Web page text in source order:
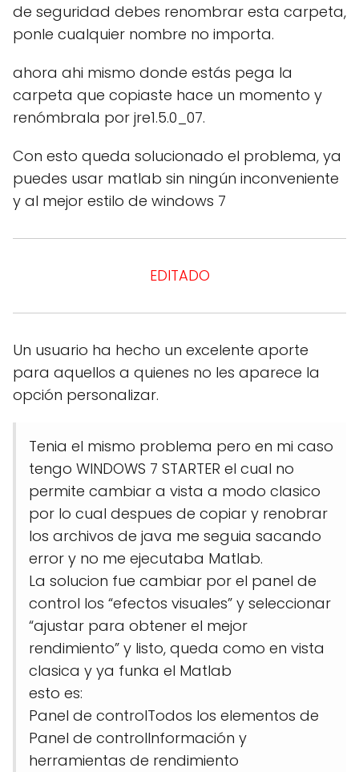
de seguridad debes renombrar esta carpeta,
ponle cualquier nombre no importa.
ahora ahi mismo donde estás pega la
carpeta que copiaste hace un momento y
renómbrala por jre1.5.0_07.
Con esto queda solucionado el problema, ya
puedes usar matlab sin ningún inconveniente
y al mejor estilo de windows 7
EDITADO
Un usuario ha hecho un excelente aporte
para aquellos a quienes no les aparece la
opción personalizar.
Tenia el mismo problema pero en mi caso
tengo WINDOWS 7 STARTER el cual no
permite cambiar a vista a modo clasico
por lo cual despues de copiar y renobrar
los archivos de java me seguia sacando
error y no me ejecutaba Matlab.
La solucion fue cambiar por el panel de
control los “efectos visuales” y seleccionar
“ajustar para obtener el mejor
rendimiento” y listo, queda como en vista
clasica y ya funka el Matlab
esto es:
Panel de controlTodos los elementos de
Panel de controlInformación y
herramientas de rendimiento